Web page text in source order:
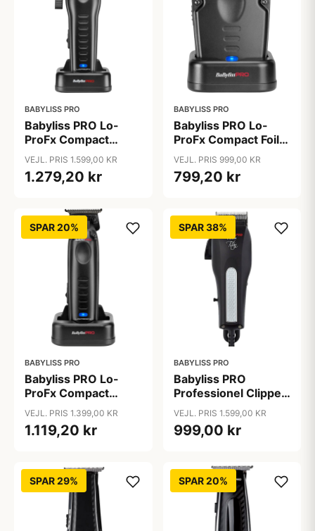
BABYLISS PRO
Babyliss PRO Lo-
ProFx Compact
Clipper Black
VEJL. PRIS 1.599,00 KR
1.279,20 kr
BABYLISS PRO
Babyliss PRO Lo-
ProFx Compact Foil
Shaver Black
VEJL. PRIS 999,00 KR
799,20 kr
SPAR 20%
BABYLISS PRO
Babyliss PRO Lo-
ProFx Compact
Trimmer Black
VEJL. PRIS 1.399,00 KR
1.119,20 kr
SPAR 38%
BABYLISS PRO
Babyliss PRO
Professionel Clipper
Titan
VEJL. PRIS 1.599,00 KR
999,00 kr
SPAR 29% SPAR 20%